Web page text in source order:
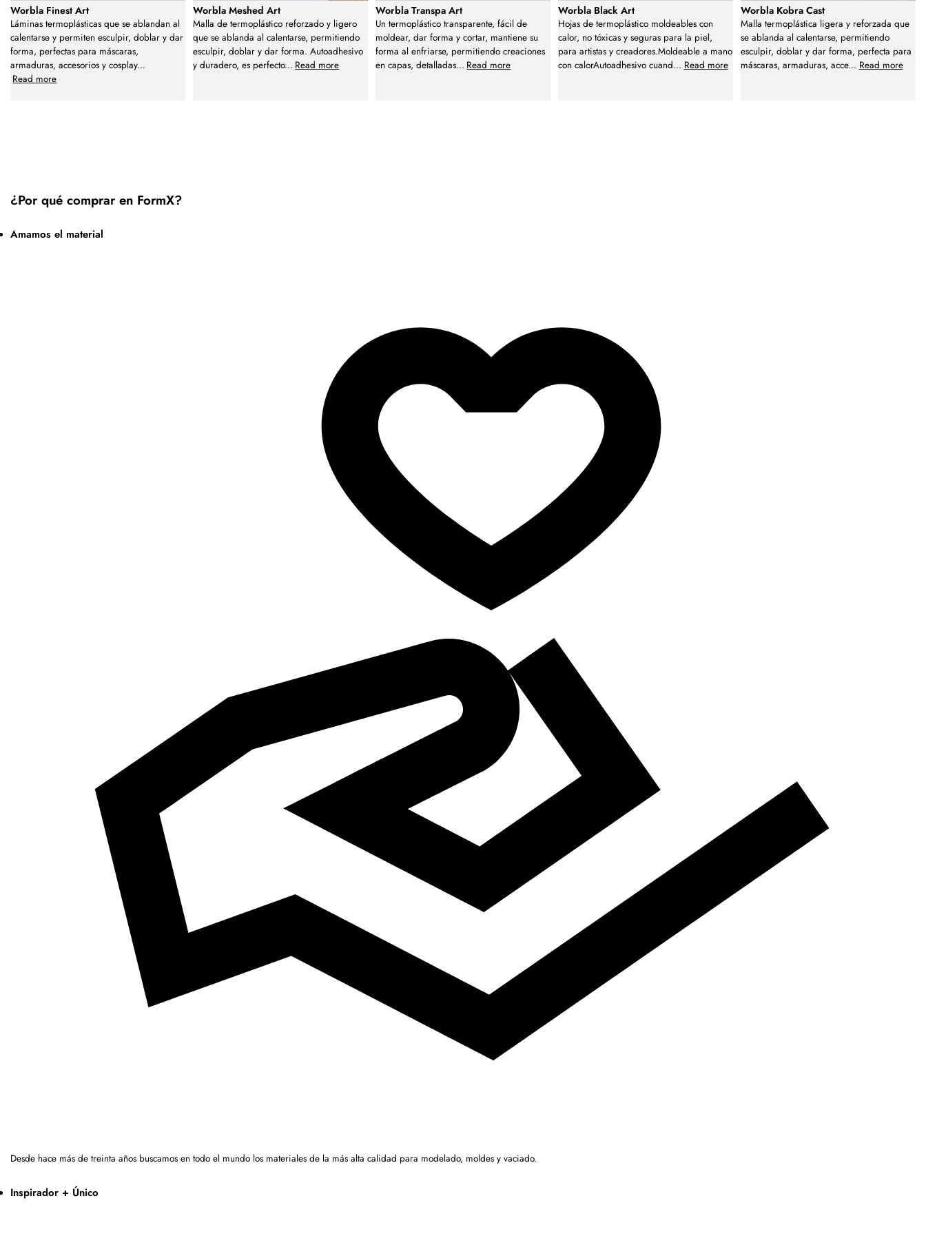
Worbla Finest Art
Láminas termoplásticas que se ablandan al
calentarse y permiten esculpir, doblar y dar
forma, perfectas para máscaras,
armaduras, accesorios y cosplay...
Read more
Worbla Meshed Art
Malla de termoplástico reforzado y ligero
que se ablanda al calentarse, permitiendo
esculpir, doblar y dar forma. Autoadhesivo
y duradero, es perfecto... Read more
Worbla Transpa Art
Un termoplástico transparente, fácil de
moldear, dar forma y cortar, mantiene su
forma al enfriarse, permitiendo creaciones
en capas, detalladas... Read more
Worbla Black Art
Hojas de termoplástico moldeables con
calor, no tóxicas y seguras para la piel,
para artistas y creadores.Moldeable a mano
con calorAutoadhesivo cuand... Read more
Worbla Kobra Cast
Malla termoplástica ligera y reforzada que
se ablanda al calentarse, permitiendo
esculpir, doblar y dar forma, perfecta para
máscaras, armaduras, acce... Read more
¿Por qué comprar en FormX?
Amamos el material
Desde hace más de treinta años buscamos en todo el mundo los materiales de la más alta calidad para modelado, moldes y vaciado.
Inspirador + Único